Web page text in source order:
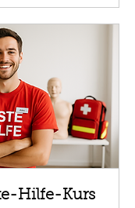
Hilfe-Kurs